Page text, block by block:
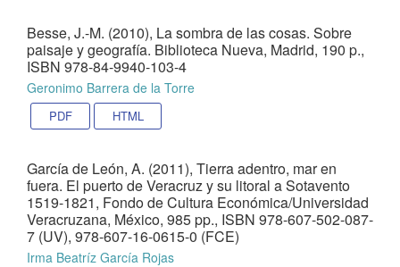
Besse, J.-M. (2010), La sombra de las cosas. Sobre
paisaje y geografía. Biblioteca Nueva, Madrid, 190 p.,
ISBN 978-84-9940-103-4
Geronimo Barrera de la Torre
PDF HTML
García de León, A. (2011), Tierra adentro, mar en
fuera. El puerto de Veracruz y su litoral a Sotavento
1519-1821, Fondo de Cultura Económica/Universidad
Veracruzana, México, 985 pp., ISBN 978-607-502-087-
7 (UV), 978-607-16-0615-0 (FCE)
Irma Beatríz García Rojas